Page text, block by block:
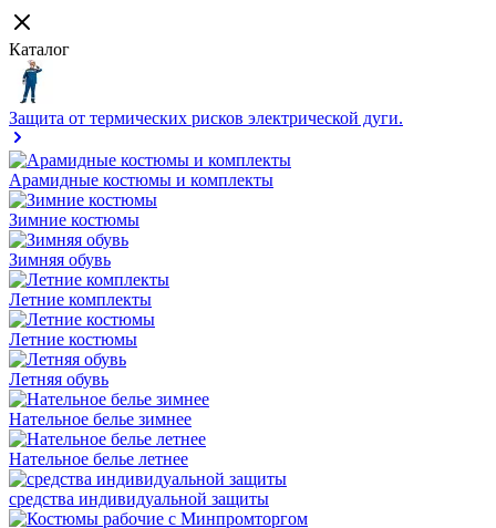
Каталог
Защита от термических рисков электрической дуги.
Арамидные костюмы и комплекты
Зимние костюмы
Зимняя обувь
Летние комплекты
Летние костюмы
Летняя обувь
Нательное белье зимнее
Нательное белье летнее
средства индивидуальной защиты